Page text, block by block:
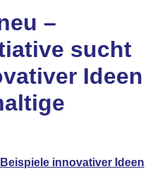
–
sucht
Ideen